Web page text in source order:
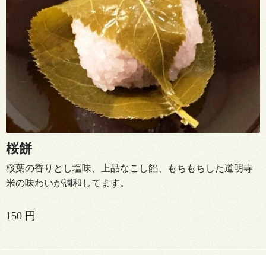
桜餅
桜葉の香りとし塩味、上品なこし餡、もちもちした道明寺
米の味わいが調和してます。
150 円